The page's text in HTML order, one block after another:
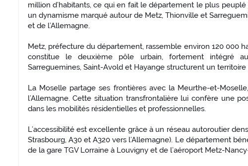
million d’habitants, ce qui en fait le département le plus
un dynamisme marqué autour de Metz, Thionville et
et de l’Allemagne.
Metz, préfecture du département, rassemble environ 120 000
constitue le deuxième pôle urbain, fortement intégré
Sarreguemines, Saint-Avold et Hayange structurent un
La Moselle partage ses frontières avec la Meurthe-et-
l’Allemagne. Cette situation transfrontalière lui confère une
dans les mobilités résidentielles et professionnelles.
L’accessibilité est excellente grâce à un réseau autoroutier
Strasbourg, A30 et A320 vers l’Allemagne). Le département
de la gare TGV Lorraine à Louvigny et de l’aéroport Metz-